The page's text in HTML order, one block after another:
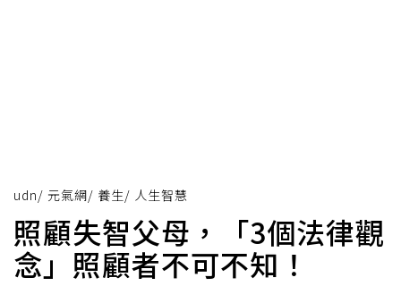
udn/ 元氣網/ 養生/ 人生智慧
照顧失智父母，「3個法律觀
念」照顧者不可不知！